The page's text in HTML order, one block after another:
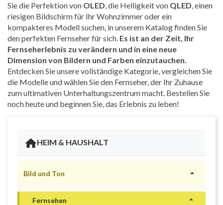
HEIM & HAUSHALT
Bild und Ton 
Fernsehen 
Sie die Perfektion von OLED, die Helligkeit von QLED, einen
riesigen Bildschirm für Ihr Wohnzimmer oder ein
kompakteres Modell suchen, in unserem Katalog finden Sie
den perfekten Fernseher für sich. Es ist an der Zeit, Ihr
Fernseherlebnis zu verändern und in eine neue
Dimension von Bildern und Farben einzutauchen.
Entdecken Sie unsere vollständige Kategorie, vergleichen Sie
die Modelle und wählen Sie den Fernseher, der Ihr Zuhause
zum ultimativen Unterhaltungszentrum macht. Bestellen Sie
noch heute und beginnen Sie, das Erlebnis zu leben!